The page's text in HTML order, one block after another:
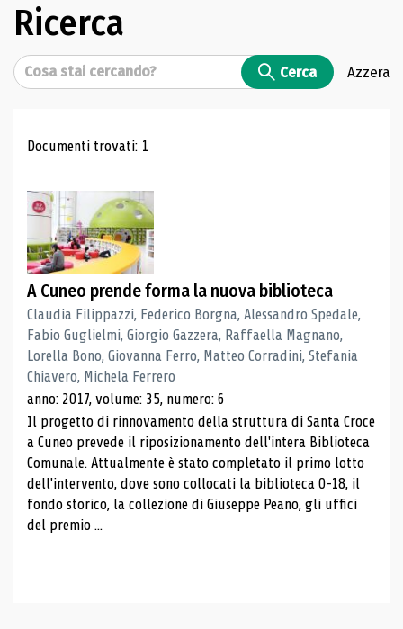
Ricerca
Cerca Cerca Azzera
Risultati di ricerca
Documenti trovati: 1
A Cuneo prende forma la nuova biblioteca
Claudia Filippazzi, Federico Borgna, Alessandro Spedale,
Fabio Guglielmi, Giorgio Gazzera, Raffaella Magnano,
Lorella Bono, Giovanna Ferro, Matteo Corradini, Stefania
Chiavero, Michela Ferrero
anno: 2017, volume: 35, numero: 6
Il progetto di rinnovamento della struttura di Santa Croce
a Cuneo prevede il riposizionamento dell'intera Biblioteca
Comunale. Attualmente è stato completato il primo lotto
dell'intervento, dove sono collocati la biblioteca 0-18, il
fondo storico, la collezione di Giuseppe Peano, gli uffici
del premio ...